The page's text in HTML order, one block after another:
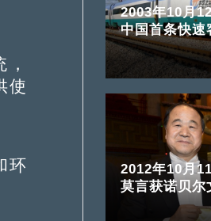
使
环
2003年10月
中国首条快速
2012年10月
莫言获诺贝尔